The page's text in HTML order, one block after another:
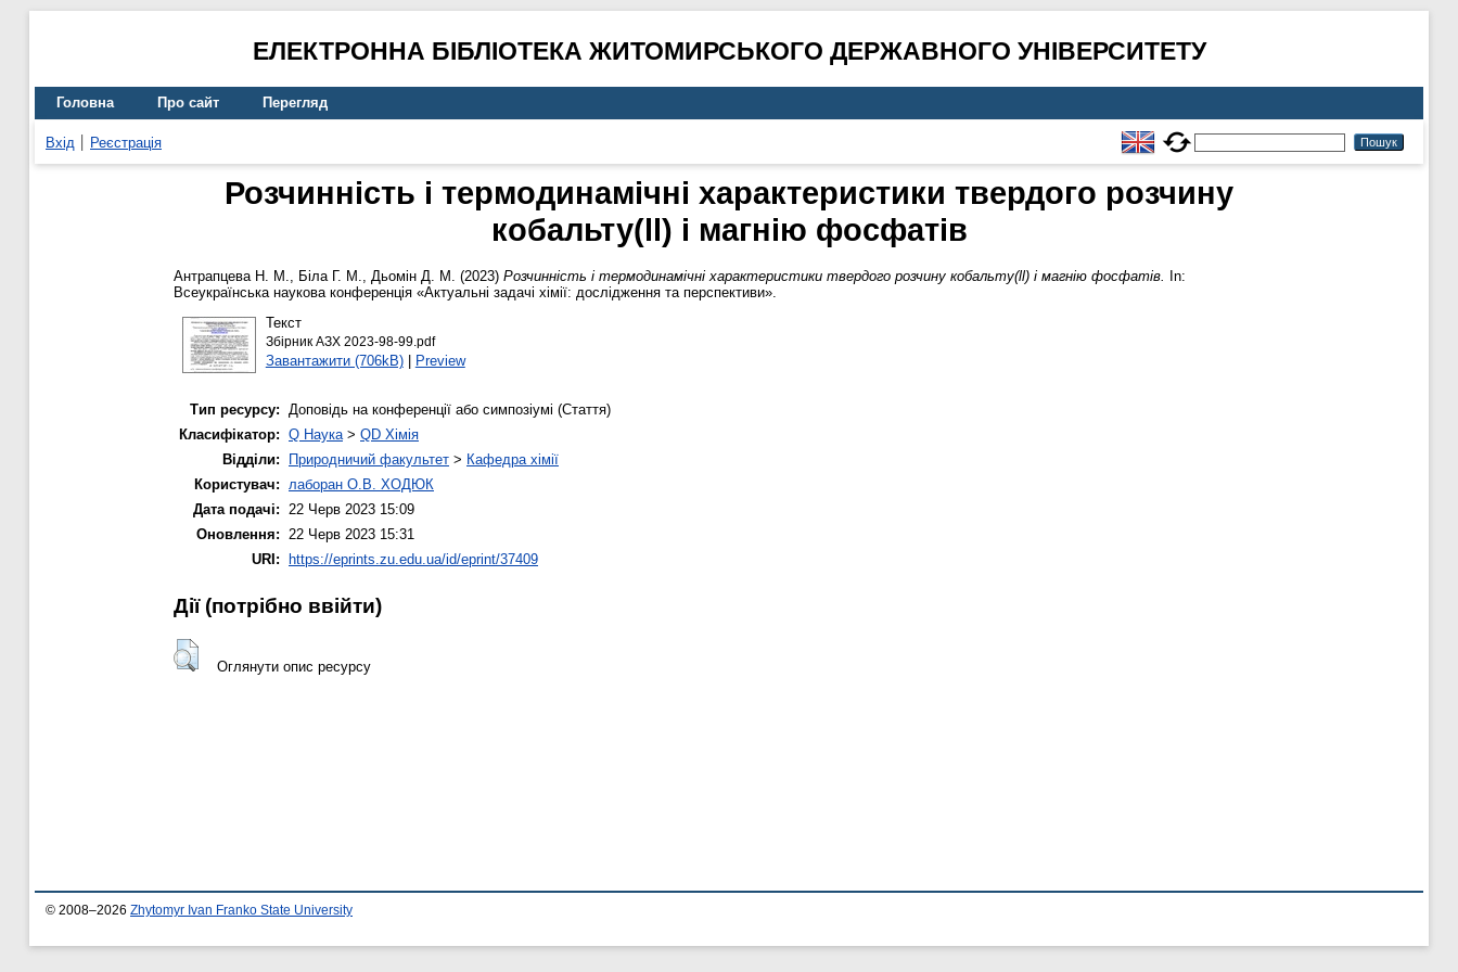
ЕЛЕКТРОННА БІБЛІОТЕКА ЖИТОМИРСЬКОГО ДЕРЖАВНОГО УНІВЕРСИТЕТУ
Головна Про сайт Перегляд
Вхід Реєстрація
Розчинність і термодинамічні характеристики твердого розчину
кобальту(ll) і магнію фосфатів
Антрапцева Н. М., Біла Г. М., Дьомін Д. М. (2023) Розчинність і термодинамічні характеристики твердого розчину кобальту(ll) і магнію фосфатів.
In:
Всеукраїнська наукова конференція «Актуальні задачі хімії: дослідження та перспективи».
Текст
Збірник АЗХ 2023-98-99.pdf
Завантажити (706kB)| Preview
Тип ресурсу: Доповідь на конференції або симпозіумі (Стаття)
Класифікатор: Q Наука> QD Хімія
Відділи:
Природничий факультет > Кафедра хімії
Користувач: лаборан О.В. ХОДЮК
Дата подачі: 22 Черв 2023 15:09
Оновлення: 22 Черв 2023 15:31
URI:
https://eprints.zu.edu.ua/id/eprint/37409
Дії ​​(потрібно ввійти)
Оглянути опис ресурсу
© 2008–2026 Zhytomyr Ivan Franko State University